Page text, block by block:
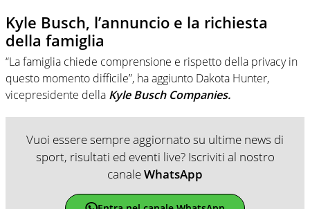
Kyle Busch, l’annuncio e la richiesta
della famiglia
“La famiglia chiede comprensione e rispetto della privacy in
questo momento difficile”, ha aggiunto Dakota Hunter,
vicepresidente della Kyle Busch Companies.
Vuoi essere sempre aggiornato su ultime news di
sport, risultati ed eventi live? Iscriviti al nostro
canaleWhatsApp